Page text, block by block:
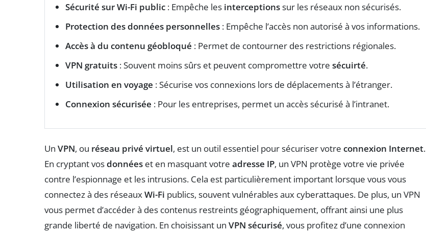
Sécurité sur Wi-Fi public : Empêche les interceptionssur les réseaux non sécurisés.
Protection des données personnelles : Empêche l’accès non autorisé à vos informations.
Accès à du contenu géobloqué : Permet de contourner des restrictions régionales.
VPN gratuits : Souvent moins sûrs et peuvent compromettre votre sécuirté.
Utilisation en voyage : Sécurise vos connexions lors de déplacements à l’étranger.
Connexion sécurisée : Pour les entreprises, permet un accès sécurisé à l’intranet.
Un VPN, ou réseau privé virtuel, est un outil essentiel pour sécuriser votre connexion Internet.
En cryptant vosdonnées et en masquant votre adresse IP, un VPN protège votre vie privée
contre l’espionnage et les intrusions. Cela est particulièrement important lorsque vous vous
connectez à des réseauxWi-Fi publics, souvent vulnérables aux cyberattaques. De plus, un VPN
vous permet d’accéder à des contenus restreints géographiquement, offrant ainsi une plus
grande liberté de navigation. En choisissant un VPN sécurisé, vous profitez d’une connexion